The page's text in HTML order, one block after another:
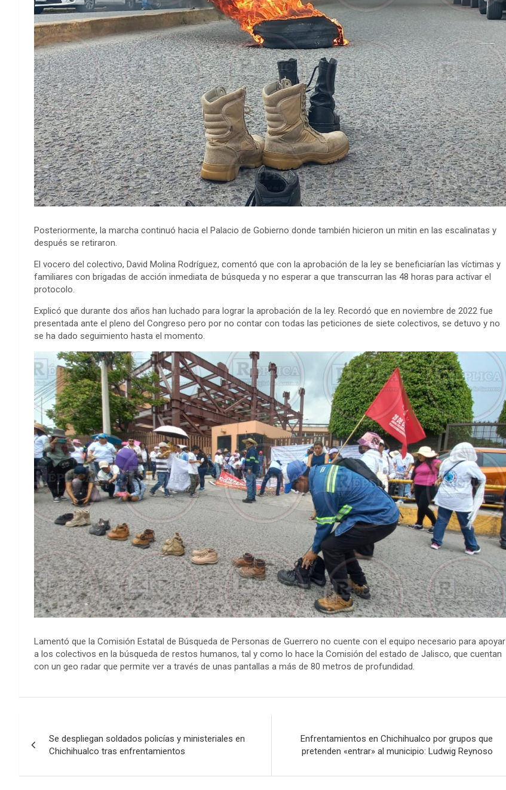
Posteriormente, la marcha continuó hacia el Palacio de Gobierno donde también hicieron un mitin en las escalinatas y
después se retiraron.
El vocero del colectivo, David Molina Rodríguez, comentó que con la aprobación de la ley se beneficiarían las víctimas y
familiares con brigadas de acción inmediata de búsqueda y no esperar a que transcurran las 48 horas para activar el
protocolo.
Explicó que durante dos años han luchado para lograr la aprobación de la ley. Recordó que en noviembre de 2022 fue
presentada ante el pleno del Congreso pero por no contar con todas las peticiones de siete colectivos, se detuvo y no
se ha dado seguimiento hasta el momento.
Lamentó que la Comisión Estatal de Búsqueda de Personas de Guerrero no cuente con el equipo necesario para apoyar
a los colectivos en la búsqueda de restos humanos, tal y como lo hace la Comisión del estado de Jalisco, que cuentan
con un geo radar que permite ver a través de unas pantallas a más de 80 metros de profundidad.
de
entradas
Se despliegan soldados policías y ministeriales en
Chichihualco tras enfrentamientos
Enfrentamientos en Chichihualco por grupos que
pretenden «entrar» al municipio: Ludwig Reynoso